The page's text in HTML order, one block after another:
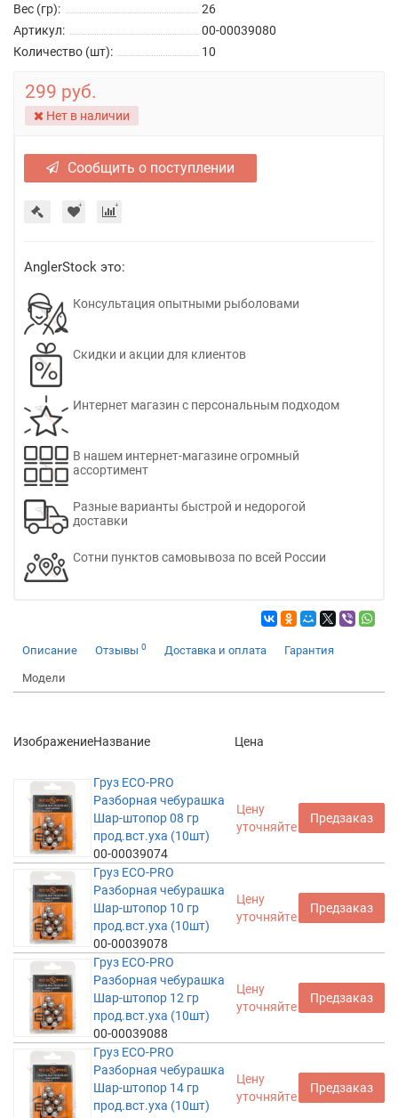
Вес (гр):
26
Артикул:
00-00039080
Количество (шт):
10
299 руб.
Нет в наличии
Сообщить о поступлении
AnglerStock это:
Консультация опытными рыболовами
Скидки и акции для клиентов
Интернет магазин с персональным подходом
В нашем интернет-магазине огромный
ассортимент
Разные варианты быстрой и недорогой
доставки
Сотни пунктов самовывоза по всей России
Описание Отзывы 0 Доставка и оплата Гарантия
Модели
ИзображениеНазвание Цена
Груз ECO-PRO
Разборная чебурашка
Шар-штопор 08 гр
прод.вст.уха (10шт)
00-00039074
Цену
уточняйте
Предзаказ
Груз ECO-PRO
Разборная чебурашка
Шар-штопор 10 гр
прод.вст.уха (10шт)
00-00039078
Цену
уточняйте
Предзаказ
Груз ECO-PRO
Разборная чебурашка
Шар-штопор 12 гр
прод.вст.уха (10шт)
00-00039088
Цену
уточняйте
Предзаказ
Груз ECO-PRO
Разборная чебурашка
Шар-штопор 14 гр
прод.вст.уха (10шт)
Цену
уточняйте
Предзаказ